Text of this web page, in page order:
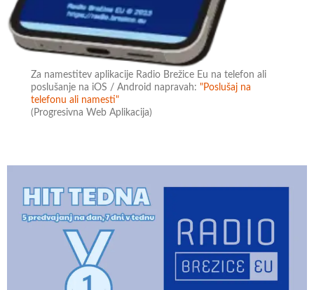
Za namestitev aplikacije Radio Brežice Eu na telefon ali
poslušanje na iOS / Android napravah:"Poslušaj na
telefonu ali namesti"
(Progresivna Web Aplikacija)